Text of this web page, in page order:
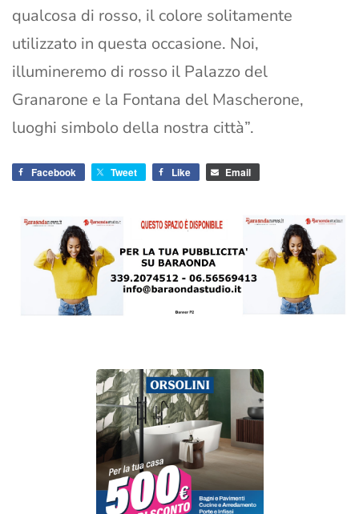
qualcosa di rosso, il colore solitamente
utilizzato in questa occasione. Noi,
illumineremo di rosso il Palazzo del
Granarone e la Fontana del Mascherone,
luoghi simbolo della nostra città”.
Facebook Tweet Like Email